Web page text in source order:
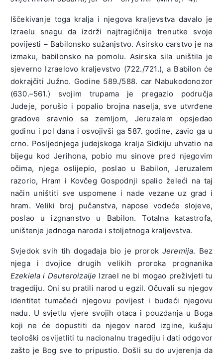
Iščekivanje toga kralja i njegova kraljevstva davalo je
Izraelu snagu da izdrži najtragičnije trenutke svoje
povijesti – Babilonsko sužanjstvo. Asirsko carstvo je na
izmaku, babilonsko na pomolu. Asirska sila uništila je
sjeverno Izraelovo kraljevstvo (722./721.), a Babilon će
dokrajčiti Južno. Godine 589./588. car Nabukodonozor
(630.–561.) svojim trupama je pregazio područja
Judeje, porušio i popalio brojna naselja, sve utvrđene
gradove sravnio sa zemljom, Jeruzalem opsjedao
godinu i pol dana i osvojivši ga 587. godine, zavio ga u
crno. Posljednjega judejskoga kralja Sidkiju uhvatio na
bijegu kod Jerihona, pobio mu sinove pred njegovim
očima, njega oslijepio, poslao u Babilon, Jeruzalem
razorio, Hram i Kovčeg Gospodnji spalio želeći na taj
način uništiti sve uspomene i nade vezane uz grad i
hram. Veliki broj pučanstva, napose vodeće slojeve,
poslao u izgnanstvo u Babilon. Totalna katastrofa,
uništenje jednoga naroda i stoljetnoga kraljevstva.
Svjedok svih tih događaja bio je prorok Jeremija. Bez
njega i dvojice drugih velikih proroka prognanika
Ezekiela i Deuteroizaije Izrael ne bi mogao preživjeti tu
tragediju. Oni su pratili narod u egzil. Očuvali su njegov
identitet tumačeći njegovu povijest i budeći njegovu
nadu. U svjetlu vjere svojih otaca i pouzdanja u Boga
koji ne će dopustiti da njegov narod izgine, kušaju
teološki osvijetliti tu nacionalnu tragediju i dati odgovor
zašto je Bog sve to pripustio. Došli su do uvjerenja da